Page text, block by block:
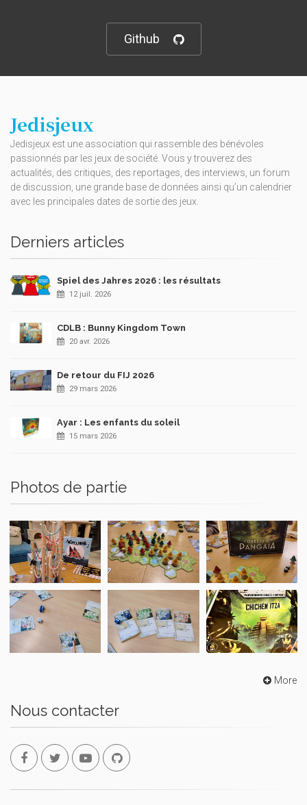
Github
Jedisjeux
Jedisjeux est une association qui rassemble des bénévoles
passionnés par les jeux de société. Vous y trouverez des
actualités, des critiques, des reportages, des interviews, un forum
de discussion, une grande base de données ainsi qu’un calendrier
avec les principales dates de sortie des jeux.
Derniers articles
Spiel des Jahres 2026 : les résultats
12 juil. 2026
CDLB : Bunny Kingdom Town
20 avr. 2026
De retour du FIJ 2026
29 mars 2026
Ayar : Les enfants du soleil
15 mars 2026
Photos de partie
More
Nous contacter